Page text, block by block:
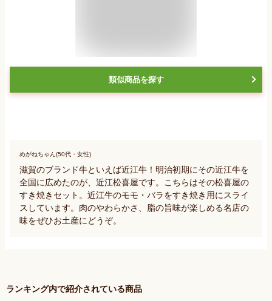
類似商品を探す
めがねちゃん(50代・女性)
滋賀のブランド牛といえば近江牛！明治初期にその近江牛を
全国に広めたのが、近江松喜屋です。こちらはその松喜屋の
すき焼きセット。近江牛のモモ・バラをすき焼き用にスライ
スしています。肉のやわらかさ、脂の旨味が楽しめる名店の
味をぜひお土産にどうぞ。
ランキング内で紹介されている商品